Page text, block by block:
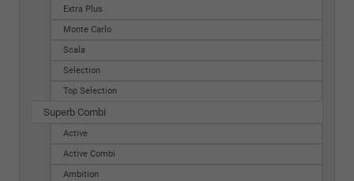
Extra Plus
Monte Carlo
Scala
Selection
Top Selection
Superb Combi
Active
Active Combi
Ambition